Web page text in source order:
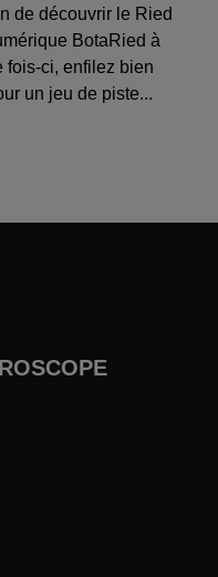
de découvrir le Ried
BotaRied à
fois-ci, enfilez bien
un jeu de piste...